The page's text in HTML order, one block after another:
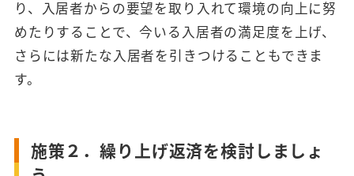
り、入居者からの要望を取り入れて環境の向上に努
めたりすることで、今いる入居者の満足度を上げ、
さらには新たな入居者を引きつけることもできま
す。
施策２．繰り上げ返済を検討しましょ